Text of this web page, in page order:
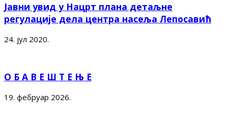
Јавни увид у Нацрт плана детаљне
регулације дела центра насеља Лепосавић
24. јул 2020.
О Б А В Е Ш Т Е Њ Е
19. фебруар 2026.